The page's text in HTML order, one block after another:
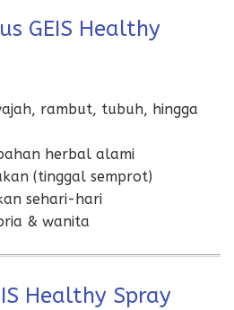
GEIS Healthy
rambut, tubuh, hingga
herbal alami
(tinggal semprot)
sehari-hari
& wanita
Healthy Spray